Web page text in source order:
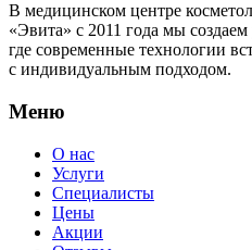
В медицинском центре
«Эвита» с 2011 года мы создаем
где современные технологии
с индивидуальным подходом.
Меню
О нас
Услуги
Специалисты
Цены
Акции